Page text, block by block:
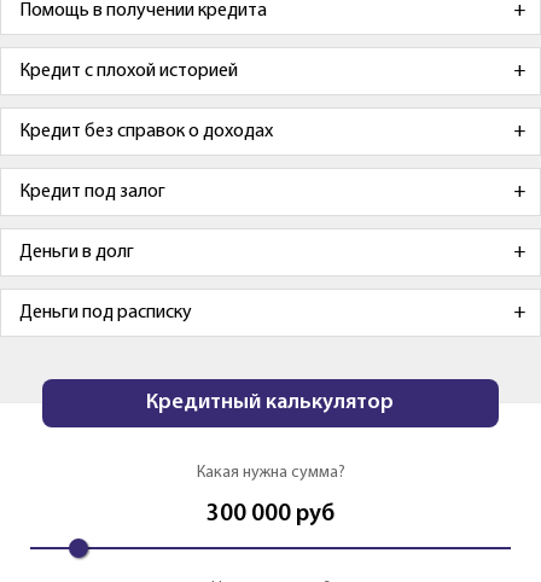
Помощь в получении кредита
Кредит с плохой историей
Кредит без справок о доходах
Кредит под залог
Деньги в долг
Деньги под расписку
Кредитный калькулятор
Какая нужна сумма?
300 000 руб